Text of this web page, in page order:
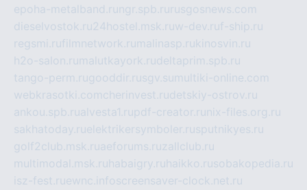
epoha-metalband.ru ngr.spb.ru rusgosnews.com
dieselvostok.ru24hostel.msk.ruw-dev.ruf-ship.ru
regsmi.rufilmnetwork.ru malinasp.rukinosvin.ru
h2o-salon.ru malutkayork.rudeltaprim.spb.ru
tango-perm.rugooddir.rusgv.su multiki-online.com
webkrasotki.comcherinvest.rudetskiy-ostrov.ru
ankou.spb.rualvesta1.rupdf-creator.ru nix-files.org.ru
sakhatoday.ruelektrikersymboler.rusputnikyes.ru
golf2club.msk.ruaeforums.ruzallclub.ru
multimodal.msk.ru habaigry.ru haikko.rusobakopedia.ru
isz-fest.ruewnc.infoscreensaver-clock.net.ru